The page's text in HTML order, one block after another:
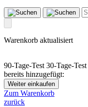
Warenkorb aktualisiert
90-Tage-Test 30-Tage-Test
bereits hinzugefügt:
Weiter einkaufen
Zum Warenkorb
zurück